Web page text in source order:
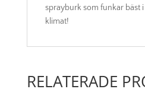
sprayburk som funkar bäst
klimat!
RELATERADE